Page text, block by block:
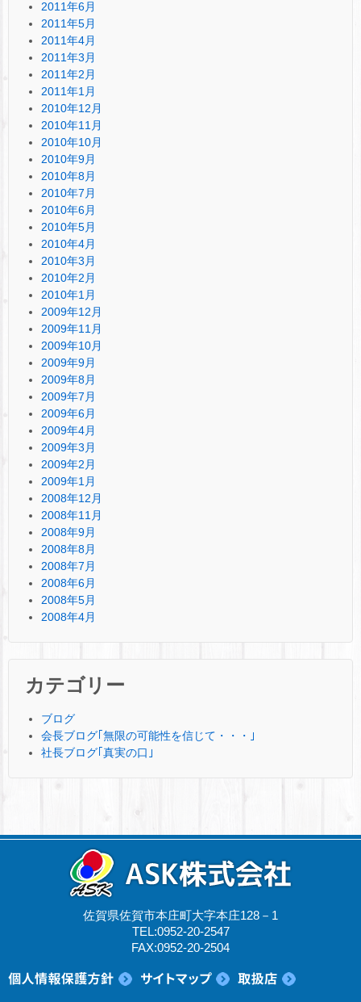
2011年6月
2011年5月
2011年4月
2011年3月
2011年2月
2011年1月
2010年12月
2010年11月
2010年10月
2010年9月
2010年8月
2010年7月
2010年6月
2010年5月
2010年4月
2010年3月
2010年2月
2010年1月
2009年12月
2009年11月
2009年10月
2009年9月
2009年8月
2009年7月
2009年6月
2009年4月
2009年3月
2009年2月
2009年1月
2008年12月
2008年11月
2008年9月
2008年8月
2008年7月
2008年6月
2008年5月
2008年4月
カテゴリー
ブログ
会長ブログ｢無限の可能性を信じて・・・｣
社長ブログ｢真実の口｣
佐賀県佐賀市本庄町大字本庄128－1
TEL:0952-20-2547
FAX:0952-20-2504